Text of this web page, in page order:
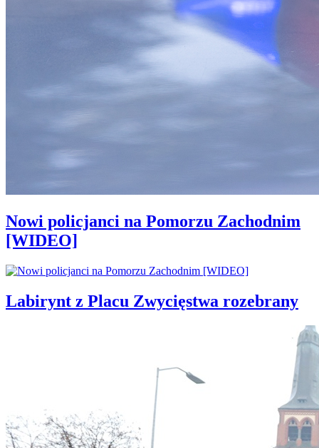
Nowi policjanci na Pomorzu Zachodnim
[WIDEO]
Labirynt z Placu Zwycięstwa rozebrany